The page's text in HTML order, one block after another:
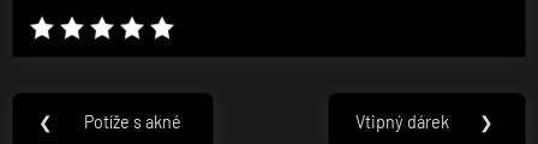
Navigace
❮
Previous
Potíže s akné
Next
Vtipný dárek ❯